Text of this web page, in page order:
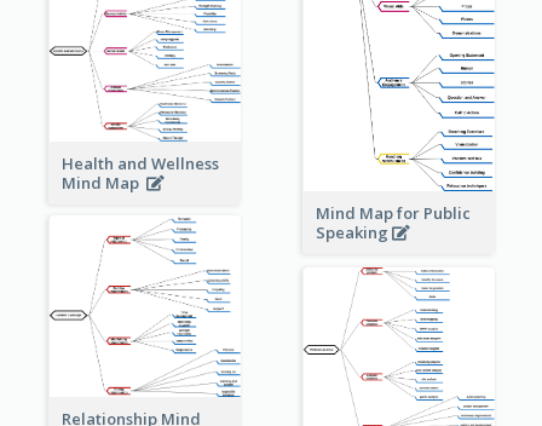
Mind Map for Public
Speaking
Health and Wellness
Mind Map
Relationship Mind